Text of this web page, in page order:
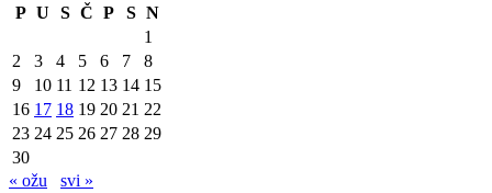
P U S Č P S N
1
2
3 4 5 6 7
8
9
10 11 12 13 14 15
16 17 18 19 20 21 22
23 24 25 26 27 28 29
30
« ožu
svi »